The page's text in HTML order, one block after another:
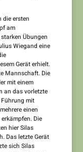
die ersten
am
Übungen
Wiegand eine
Gerät erhielt.
Mannschaft. Die
mit einem
an das vorletzte
mit
einen
Die
hier Silas
Das letzte Gerät
sich Silas